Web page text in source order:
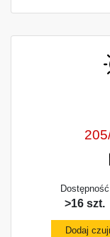
Dostępność
>16 szt.
Dodaj